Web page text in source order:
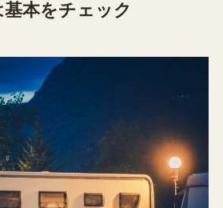
本をチェック